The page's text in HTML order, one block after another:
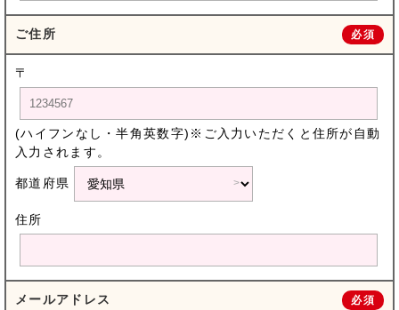
ご住所 必須
〒
(ハイフンなし・半角英数字)※ご入力いただくと住所が自動
入力されます。
都道府県
住所
メールアドレス 必須